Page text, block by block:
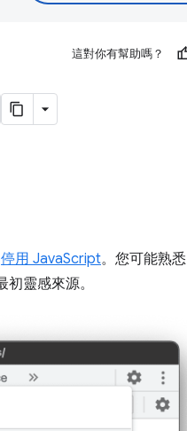
這對你有幫助嗎？
停用 JavaScript。您可能熟悉
初靈感來源。